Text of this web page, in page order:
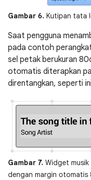
Gambar 6. Kutipan tata
Saat pengguna
pada contoh
sel petak berukuran
otomatis diterapkan
direntangkan, seperti
Gambar 7. Widget
dengan margin otomatis